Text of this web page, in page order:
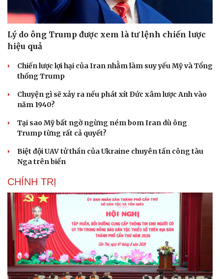
Lý do ông Trump được xem là tư lệnh chiến lược
hiệu quả
Chiến lược lợi hại của Iran nhằm làm suy yếu Mỹ và Tổng
thống Trump
Chuyện gì sẽ xảy ra nếu phát xít Đức xâm lược Anh vào
năm 1940?
Tại sao Mỹ bất ngờ ngừng ném bom Iran dù ông
Trump từng rất cả quyết?
Biệt đội UAV tử thần của Ukraine chuyên tấn công tàu
Nga trên biển
CHÍNH TRỊ